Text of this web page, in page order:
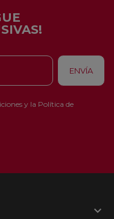
y la Política de
